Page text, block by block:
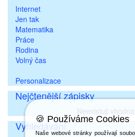
Internet
Jen tak
Matematika
Práce
Rodina
Volný čas
Personalizace
Nejčtenější zápisky
Neexistuji vhodna
Vyhledávání
🍪 Používáme Cookies
Naše webové stránky používají